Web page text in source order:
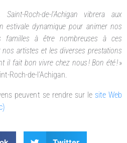
Roch-de-l’Achigan vibrera aux
estivale dynamique pour animer nos
familles à être nombreuses à ces
nos artistes et les diverses prestations
il fait bon vivre chez nous ! Bon été !»
Roch-de-l’Achigan.
peuvent se rendre sur le site Web